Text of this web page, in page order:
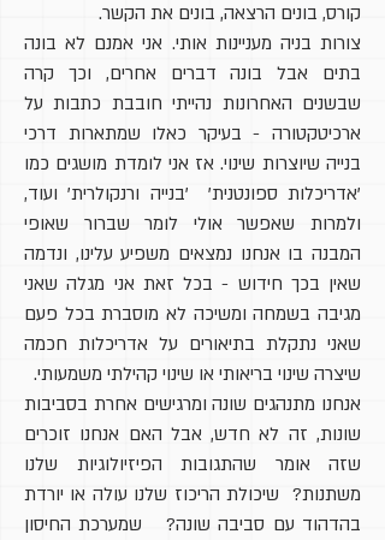
קורס, בונים הרצאה, בונים את הקשר.
צורות בניה מעניינות אותי. אני אמנם לא בונה
בתים אבל בונה דברים אחרים, וכך קרה
שבשנים האחרונות נהייתי חובבת כתבות על
ארכיטקטורה - בעיקר כאלו שמתארות דרכי
בנייה שיוצרות שינוי. אז אני לומדת מושגים כמו
'אדריכלות ספונטנית' 'בנייה ורנקולרית' ועוד,
ולמרות שאפשר אולי לומר שברור שאופי
המבנה בו אנחנו נמצאים משפיע עלינו, ונדמה
שאין בכך חידוש - בכל זאת אני מגלה שאני
מגיבה בשמחה ומשיכה לא מוסברת בכל פעם
שאני נתקלת בתיאורים על אדריכלות חכמה
שיצרה שינוי בריאותי או שינוי קהילתי משמעותי.
אנחנו מתנהגים שונה ומרגישים אחרת בסביבות
שונות, זה לא חדש, אבל האם אנחנו זוכרים
שזה אומר שהתגובות הפיזיולוגיות שלנו
משתנות? שיכולת הריכוז שלנו עולה או יורדת
בהדהוד עם סביבה שונה? שמערכת החיסון